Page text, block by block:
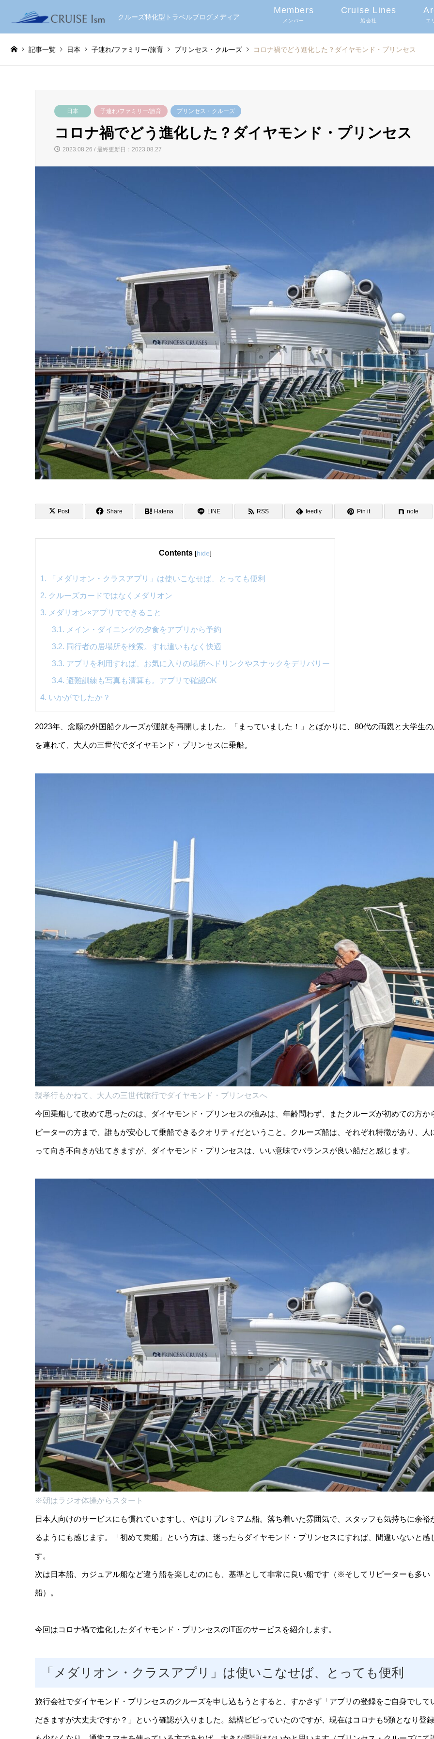
クルーズ特化型トラベルブログメディア
Members
メンバー
Cruise Lines
船会社 エ
記事一覧 日本 子連れ/ファミリー/旅育 プリンセス・クルーズ コロナ禍でどう進化した？ダイヤモンド・プリンセス
日本 子連れ/ファミリー/旅育 プリンセス・クルーズ
コロナ禍でどう進化した？ダイヤモンド・プリンセス
2023.08.26 / 最終更新日：2023.08.27
Post Share Hatena LINE RSS feedly Pin it note
Contents [hide]
1. 「メダリオン・クラスアプリ」は使いこなせば、とっても便利
2. クルーズカードではなくメダリオン
3. メダリオン×アプリでできること
3.1. メイン・ダイニングの夕食をアプリから予約
3.2. 同行者の居場所を検索。すれ違いもなく快適
3.3. アプリを利用すれば、お気に入りの場所へドリンクやスナックをデリバリー
3.4. 避難訓練も写真も清算も。アプリで確認OK
4. いかがでしたか？
2023年、念願の外国船クルーズが運航を再開しました。「まっていました！」とばかりに、80代の両親と大学生
を連れて、大人の三世代でダイヤモンド・プリンセスに乗船。
親孝行もかねて、大人の三世代旅行でダイヤモンド・プリンセスへ
今回乗船して改めて思ったのは、ダイヤモンド・プリンセスの強みは、年齢問わず、またクルーズが初めての方か
ピーターの方まで、誰もが安心して乗船できるクオリティだということ。クルーズ船は、それぞれ特徴があり、人
って向き不向きが出てきますが、ダイヤモンド・プリンセスは、いい意味でバランスが良い船だと感じます。
※朝はラジオ体操からスタート
日本人向けのサービスにも慣れていますし、やはりプレミアム船。落ち着いた雰囲気で、スタッフも気持ちに余裕
るようにも感じます。「初めて乗船」という方は、迷ったらダイヤモンド・プリンセスにすれば、間違いないと感
す。
次は日本船、カジュアル船など違う船を楽しむのにも、基準として非常に良い船です（※そしてリピーターも多い
船）。
今回はコロナ禍で進化したダイヤモンド・プリンセスのIT面のサービスを紹介します。
「メダリオン・クラスアプリ」は使いこなせば、とっても便利
旅行会社でダイヤモンド・プリンセスのクルーズを申し込もうとすると、すかさず「アプリの登録をご自身でして
だきますが大丈夫ですか？」という確認が入りました。結構ビビっていたのですが、現在はコロナも5類となり登